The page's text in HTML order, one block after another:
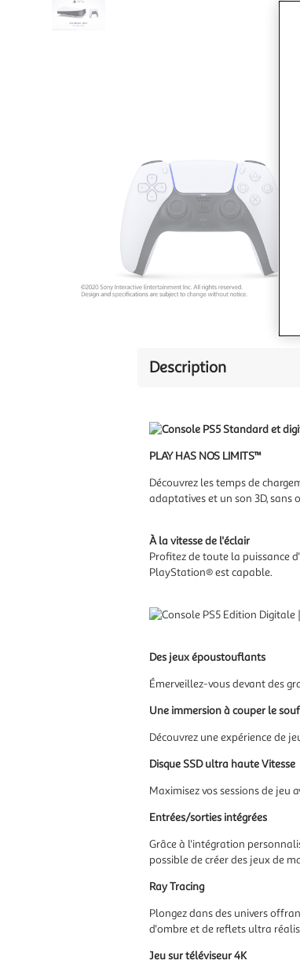
Description
PLAY HAS NOS LIMITS™
Découvrez les temps de
adaptatives et un son 3D,
À la vitesse de l'éclair
Profitez de toute la puissance
PlayStation® est capable.
Des jeux époustouflants
Émerveillez-vous devant des
Une immersion à couper le
Découvrez une expérience de
Disque SSD ultra haute Vitesse
Maximisez vos sessions de jeu
Entrées/sorties intégrées
Grâce à l'intégration
possible de créer des jeux de
Ray Tracing
Plongez dans des univers
d'ombre et de reflets ultra
Jeu sur téléviseur 4K